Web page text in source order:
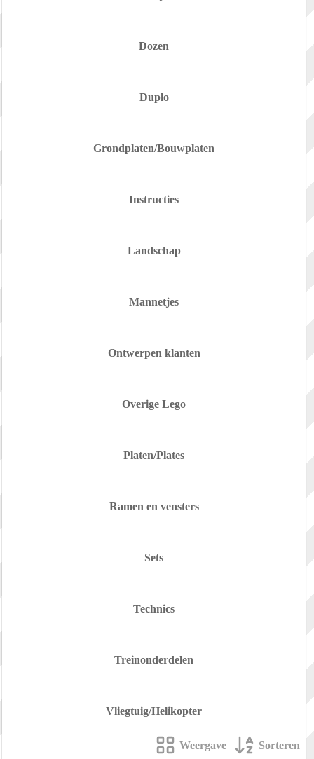
Dozen
Duplo
Grondplaten/Bouwplaten
Instructies
Landschap
Mannetjes
Ontwerpen klanten
Overige Lego
Platen/Plates
Ramen en vensters
Sets
Technics
Treinonderdelen
Vliegtuig/Helikopter
Weergave Sorteren